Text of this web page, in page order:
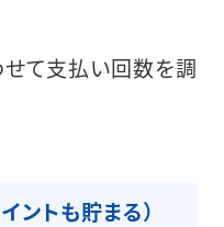
て支払い回数を調
ントも貯まる）